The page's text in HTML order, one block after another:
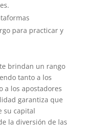
para practicar y
brindan un rango
tanto a los
a los apostadores
garantiza que
su capital
la diversión de las